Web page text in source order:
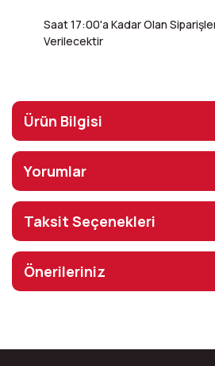
Saat 17:00'a Kadar Olan
Verilecektir
Ürün Bilgisi
Yorumlar
Taksit Seçenekleri
Önerileriniz